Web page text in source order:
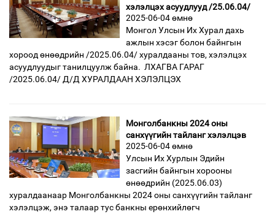
хэлэлцэх асуудлууд /25.06.04/
2025-06-04 өмнө
Монгол Улсын Их Хурал дахь
ажлын хэсэг болон байнгын
хороод өнөөдрийн /2025.06.04/ хуралдааны тов, хэлэлцэх
асуудлуудыг танилцуулж байна. ЛХАГВА ГАРАГ
/2025.06.04/ Д/Д ХУРАЛДААН ХЭЛЭЛЦЭХ
Монголбанкны 2024 оны
санхүүгийн тайланг хэлэлцэв
2025-06-04 өмнө
Улсын Их Хурлын Эдийн
засгийн байнгын хорооны
өнөөдрийн (2025.06.03)
хуралдаанаар Монголбанкны 2024 оны санхүүгийн тайланг
хэлэлцэж, энэ талаар тус банкны ерөнхийлөгч